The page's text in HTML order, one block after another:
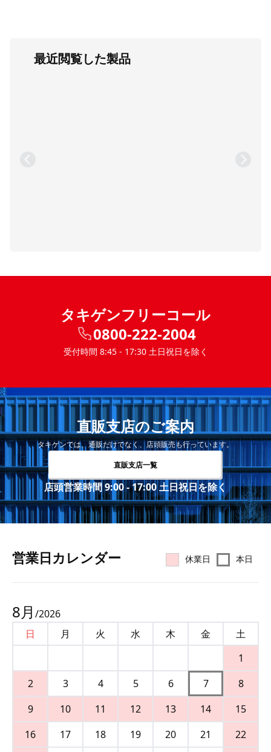
最近閲覧した製品
タキゲンフリーコール
0800-222-2004
受付時間 8:45 - 17:30 土日祝日を除く
直販支店のご案内
タキゲンでは、通販だけでなく、店頭販売も行っています。
直販支店一覧
店頭営業時間 9:00 - 17:00 土日祝日を除く
営業⽇カレンダー 休業日 本日
8月 /2026
日
月 火 水 木 金
土
1
2
3 4 5 6 7
8
9
10 11 12 13 14
15
16
17 18 19 20 21
22